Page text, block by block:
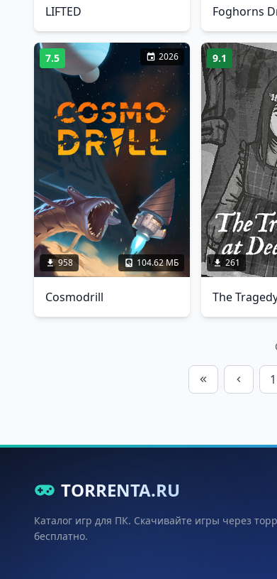
LIFTED Foghorns
7.5 2026
958 104.62 МБ
Cosmodrill
9.1
261
1
TORRENTA.RU
Каталог игр для ПК. Скачивайте игры через
бесплатно.